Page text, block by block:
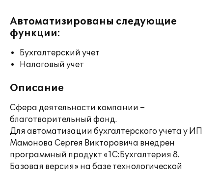
Автоматизированы следующие
функции:
Бухгалтерский учет
Налоговый учет
Описание
Сфера деятельности компании –
благотворительный фонд.
Для автоматизации бухгалтерского учета у ИП
Мамонова Сергея Викторовича внедрен
программный продукт «1С:Бухгалтерия 8.
Базовая версия» на базе технологической